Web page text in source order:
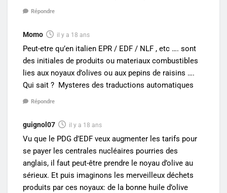
Répondre
Momo il y a 18 ans
Peut-etre qu’en italien EPR / EDF / NLF , etc …. sont
des initiales de produits ou materiaux combustibles
lies aux noyaux d’olives ou aux pepins de raisins ….
Qui sait ? Mysteres des traductions automatiques
Répondre
guignol07 il y a 18 ans
Vu que le PDG d’EDF veux augmenter les tarifs pour
se payer les centrales nucléaires pourries des
anglais, il faut peut-être prendre le noyau d’olive au
sérieux. Et puis imaginons les merveilleux déchets
produits par ces noyaux: de la bonne huile d’olive